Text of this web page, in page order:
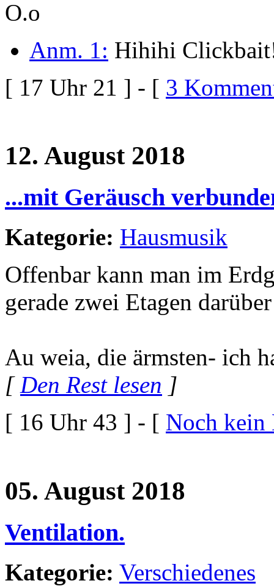
O.o
Anm. 1: Hihihi
[ 17 Uhr 21 ] - [ 3
12. August 2018
...mit Geräusch
Kategorie: Hausmusik
Offenbar kann man im
gerade zwei Etagen
Au weia, die ärmsten- ich
[Den Rest lesen ]
[ 16 Uhr 43 ] - [ Noch kein
05. August 2018
Ventilation.
Kategorie: Verschiedenes